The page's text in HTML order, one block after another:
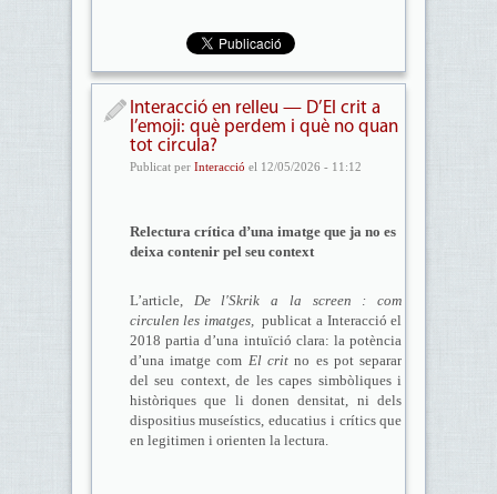
Interacció en relleu — D’El crit a
l’emoji: què perdem i què no quan
tot circula?
Publicat per Interacció el 12/05/2026 - 11:12
Relectura crítica d’una imatge que ja no es
deixa contenir pel seu context
L’article, De l'Skrik a la screen : com
circulen les imatges, publicat a Interacció el
2018 partia d’una intuïció clara: la potència
d’una imatge com El crit no es pot separar
del seu context, de les capes simbòliques i
històriques que li donen densitat, ni dels
dispositius museístics, educatius i crítics que
en legitimen i orienten la lectura.